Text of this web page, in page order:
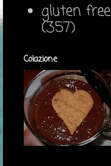
gluten free
(357)
Colazione